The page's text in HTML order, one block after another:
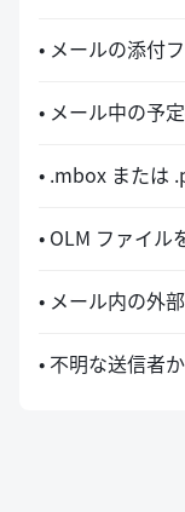
• メール中の予
• OLM ファイル
• メール内の外
• 不明な送信者